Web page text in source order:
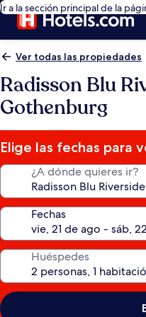
Ir a la sección principal de la
Ver todas las propiedades
Radisson Blu
Gothenburg
Elige las fechas para
¿A dónde quieres ir?
Fechas
Huéspedes